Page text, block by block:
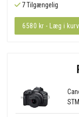
7 Tilgængelig
6580 kr - Læg i kurv